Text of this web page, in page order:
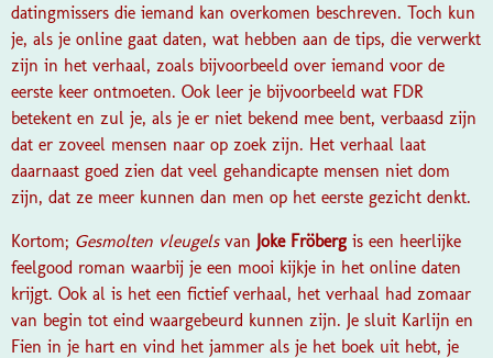
datingmissers die iemand kan overkomen beschreven. Toch kun
je, als je online gaat daten, wat hebben aan de tips, die verwerkt
zijn in het verhaal, zoals bijvoorbeeld over iemand voor de
eerste keer ontmoeten. Ook leer je bijvoorbeeld wat FDR
betekent en zul je, als je er niet bekend mee bent, verbaasd zijn
dat er zoveel mensen naar op zoek zijn. Het verhaal laat
daarnaast goed zien dat veel gehandicapte mensen niet dom
zijn, dat ze meer kunnen dan men op het eerste gezicht denkt.
Kortom; Gesmolten vleugelsvan Joke Fröberg is een heerlijke
feelgood roman waarbij je een mooi kijkje in het online daten
krijgt. Ook al is het een fictief verhaal, het verhaal had zomaar
van begin tot eind waargebeurd kunnen zijn. Je sluit Karlijn en
Fien in je hart en vind het jammer als je het boek uit hebt, je